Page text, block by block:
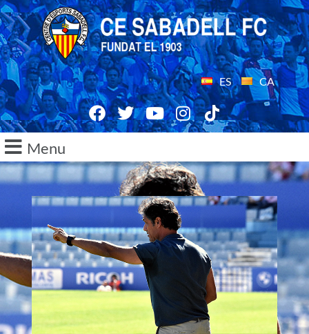
ES CA
Menu